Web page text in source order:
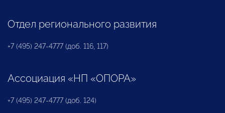
Отдел регионального развития
+7 (495) 247-4777 (доб. 116, 117)
Ассоциация «НП «ОПОРА»
+7 (495) 247-4777 (доб. 124)